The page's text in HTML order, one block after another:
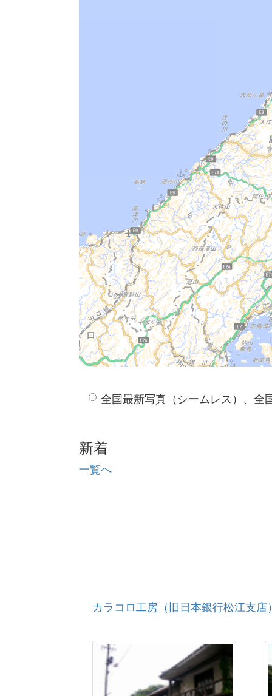
全国最新写真（シームレス）、全
新着
一覧へ
カラコロ工房（旧日本銀行松江支店